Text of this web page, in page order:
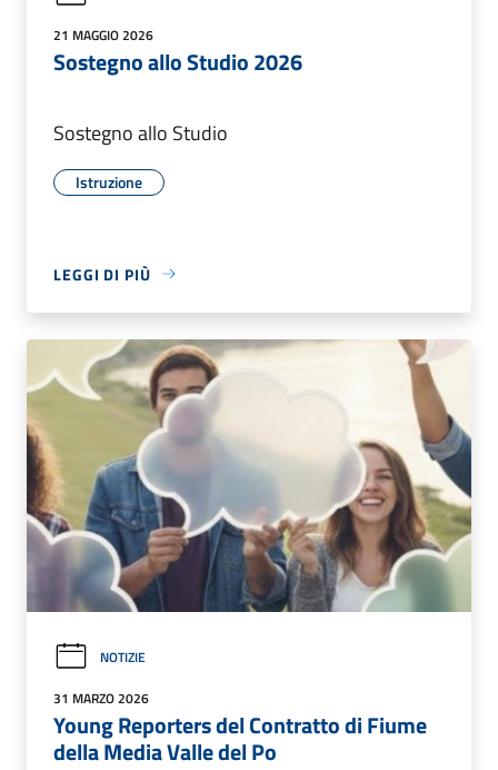
21 MAGGIO 2026
Sostegno allo Studio 2026
Sostegno allo Studio
Istruzione
LEGGI DI PIÙ
NOTIZIE
31 MARZO 2026
Young Reporters del Contratto di Fiume
della Media Valle del Po